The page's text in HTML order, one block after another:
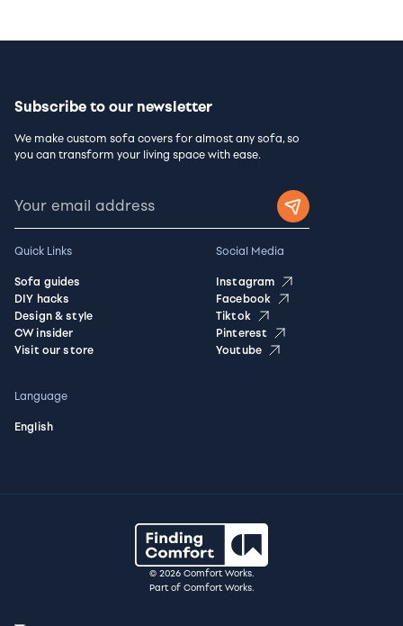
Subscribe to our newsletter
We make custom sofa covers for almost any sofa, so
you can transform your living space with ease.
Quick Links
Sofa guides
DIY hacks
Design & style
CW insider
Visit our store
Social Media
Instagram
Facebook
Tiktok
Pinterest
Youtube
Language
English
© 2026 Comfort Works.
Part of Comfort Works.